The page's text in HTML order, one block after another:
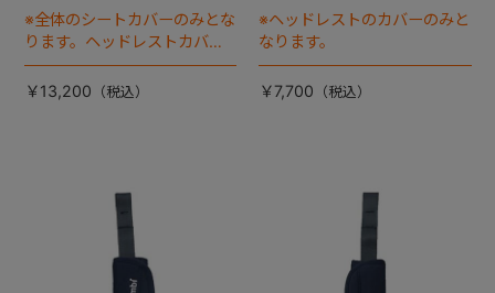
※全体のシートカバーのみとな
ります。ヘッドレストカバー
は別売りです。
￥13,200
※ヘッドレストのカバーのみと
なります。
￥7,700